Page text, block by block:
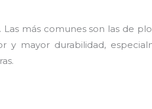
más comunes son las de
y mayor durabilidad,